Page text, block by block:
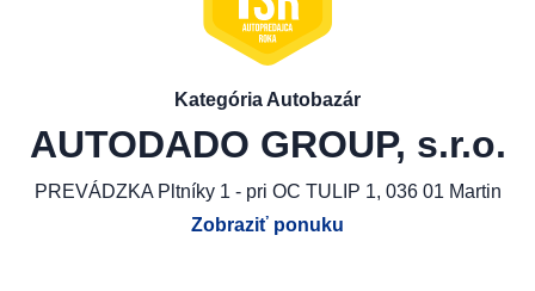
Kategória Autobazár
AUTODADO GROUP, s.r.o.
PREVÁDZKA Pltníky 1 - pri OC TULIP 1, 036 01 Martin
Zobraziť ponuku